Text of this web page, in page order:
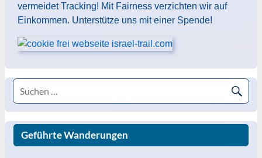
vermeidet Tracking! Mit Fairness verzichten wir auf
Einkommen. Unterstütze uns mit einer Spende!
Geführte Wanderungen